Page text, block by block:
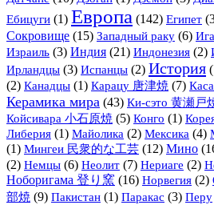
Ебицуги (1) Европа (142) Египет
Сокровище (15) Западный раку (6)
Израиль (3) Индия (21) Индонезия (2)
Ирландцы (3) Испанцы (2) История
(2) Канадцы (1) Карацу 唐津焼 (7)
Керамика мира (43) Ки-сэто 黄瀬戸
Койсивара 小石原焼 (5) Конго (1)
Либерия (1) Майолика (2) Мексика (4)
(1) Мингеи 民衆的な工芸 (12) Мино
(2) Немцы (6) Неолит (7) Нериаге (2)
Ноборигама 登り窯 (16) Норвегия (2)
部焼 (9) Пакистан (1) Паракас (3) Перу